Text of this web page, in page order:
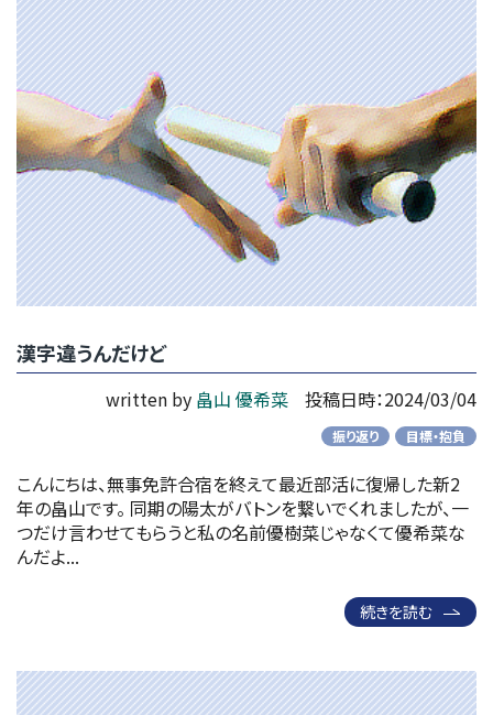
漢字違うんだけど
written by 畠山 優希菜 投稿日時：2024/03/04
振り返り 目標・抱負
こんにちは、無事免許合宿を終えて最近部活に復帰した新2
年の畠山です。 同期の陽太がバトンを繋いでくれましたが、一
つだけ言わせてもらうと私の名前優樹菜じゃなくて優希菜な
んだよ...
続きを読む